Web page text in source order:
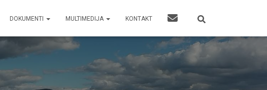
DOKUMENTI MULTIMEDIJA KONTAKT